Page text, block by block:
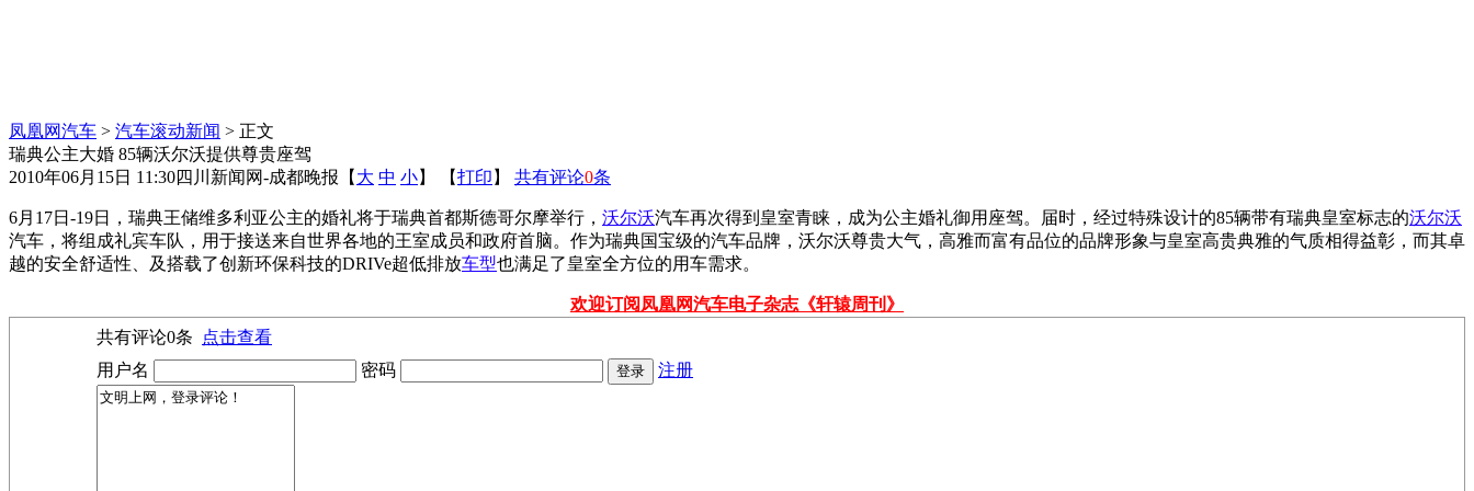
凤凰网汽车 > 汽车滚动新闻 > 正文
瑞典公主大婚 85辆沃尔沃提供尊贵座驾
2010年06月15日 11:30四川新闻网-成都晚报 【 大 中 小】 【打印 】 共有评论0条
6月17日-19日，瑞典王储维多利亚公主的婚礼将于瑞典首都斯德哥尔摩举行， 沃尔沃汽车再次得到皇室青睐，成为公主婚礼御用座驾。届时，经过特殊设计的85辆带有瑞典皇室标志的沃尔沃
汽车，将组成礼宾车队，用于接送来自世界各地的王室成员和政府首脑。作为瑞典国宝级的汽车品牌，沃尔沃尊贵大气，高雅而富有品位的品牌形象与皇室高贵典雅的气质相得益彰，而其卓
越的安全舒适性、及搭载了创新环保科技的DRIVe超低排放车型也满足了皇室全方位的用车需求。
欢迎订阅凤凰网汽车电子杂志《轩辕周刊》
共有评论0条
点击查看
用户名
密码 注册